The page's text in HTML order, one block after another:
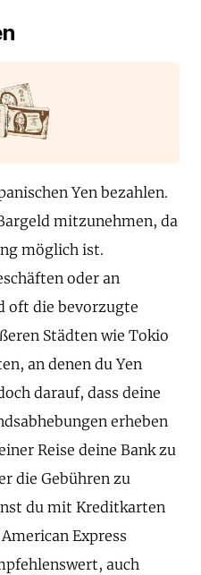
Yen bezahlen.
mitzunehmen, da
möglich ist.
oder an
oft die bevorzugte
Städten wie Tokio
an denen du Yen
darauf, dass deine
erheben
Reise deine Bank zu
die Gebühren zu
du mit Kreditkarten
Express
auch